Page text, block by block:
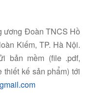
ương Đoàn TNCS Hồ
Kiếm, TP. Hà Nội.
bản mềm (file .pdf,
thiết kế sản phẩm) tới